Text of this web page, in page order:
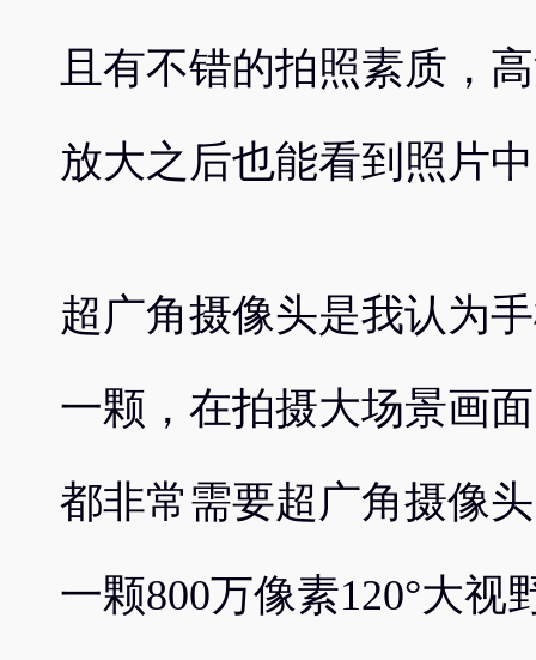
且有不错的拍照素质，
放大之后也能看到照片
超广角摄像头是我认为
一颗，在拍摄大场景画
都非常需要超广角摄像
一颗800万像素120°大